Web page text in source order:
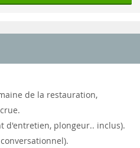
de la restauration,
d'entretien, plongeur.. inclus).